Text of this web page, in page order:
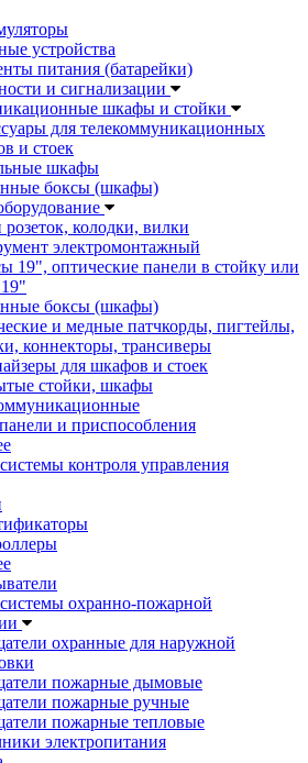
устройства
питания (батарейки)
и сигнализации
шкафы и стойки
для телекоммуникационных
и стоек
шкафы
боксы (шкафы)
розеток, колодки, вилки
электромонтажный
19", оптические панели в стойку или
боксы (шкафы)
и медные патчкорды, пигтейлы,
коннекторы, трансиверы
для шкафов и стоек
стойки, шкафы
и приспособления
контроля управления
охранно-пожарной
охранные для наружной
пожарные дымовые
пожарные ручные
пожарные тепловые
электропитания